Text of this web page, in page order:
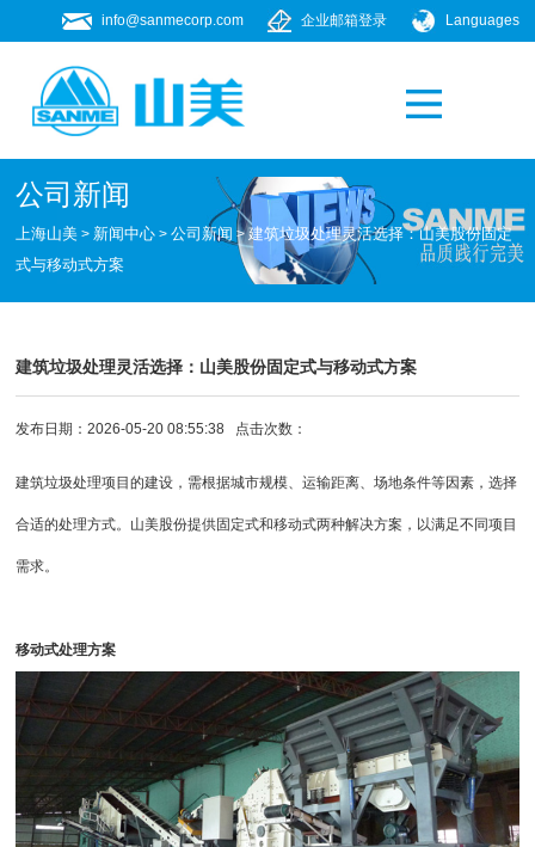
Languages
企业邮箱登录
info@sanmecorp.com
公司新闻
上海山美 > 新闻中心 >公司新闻 >建筑垃圾处理灵活选择：山美股份固定
式与移动式方案
建筑垃圾处理灵活选择：山美股份固定式与移动式方案
发布日期：2026-05-20 08:55:38 点击次数：
建筑垃圾处理项目的建设，需根据城市规模、运输距离、场地条件等因素，选择
合适的处理方式。山美股份提供固定式和移动式两种解决方案，以满足不同项目
需求。
移动式处理方案